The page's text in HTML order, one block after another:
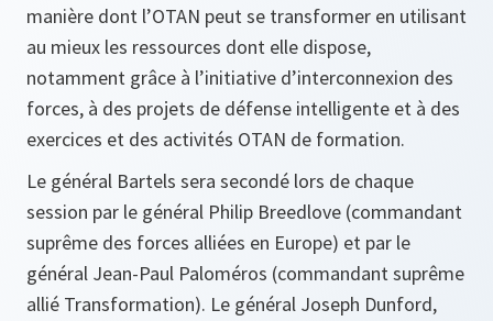
manière dont l’OTAN peut se transformer en utilisant
au mieux les ressources dont elle dispose,
notamment grâce à l’initiative d’interconnexion des
forces, à des projets de défense intelligente et à des
exercices et des activités OTAN de formation.
Le général Bartels sera secondé lors de chaque
session par le général Philip Breedlove (commandant
suprême des forces alliées en Europe) et par le
général Jean-Paul Paloméros (commandant suprême
allié Transformation). Le général Joseph Dunford,